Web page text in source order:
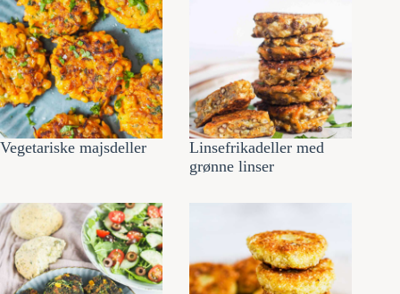
Vegetariske majsdeller
Linsefrikadeller med
grønne linser